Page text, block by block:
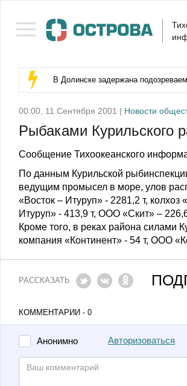
В Долинске задержана
00:00, 11 Сентября 2001 | Новости
Рыбаками Курильского
Сообщение Тихоокеанского
По данным Курильской
ведущим промысел в море, улов
«Восток – Итуруп» - 2281,2 т,
Итуруп» - 413,9 т, ООО «Скит» –
Кроме того, в реках района силами
компания «Континент» - 54 т, ООО
РАССКАЗАТЬ
КОММЕНТАРИИ - 0
Анонимно Авторизоваться